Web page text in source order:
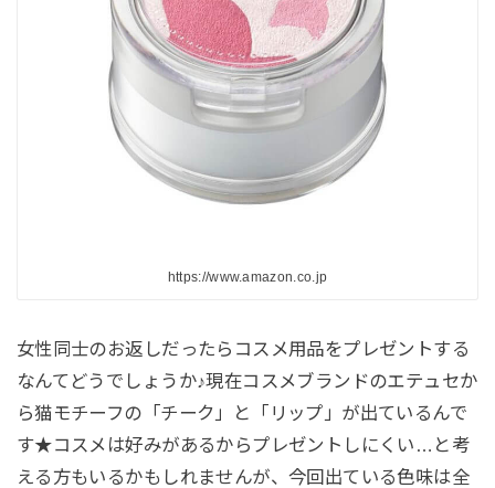
https://www.amazon.co.jp
女性同士のお返しだったらコスメ用品をプレゼントする
なんてどうでしょうか♪現在コスメブランドのエテュセか
ら猫モチーフの「チーク」と「リップ」が出ているんで
す★コスメは好みがあるからプレゼントしにくい…と考
える方もいるかもしれませんが、今回出ている色味は全